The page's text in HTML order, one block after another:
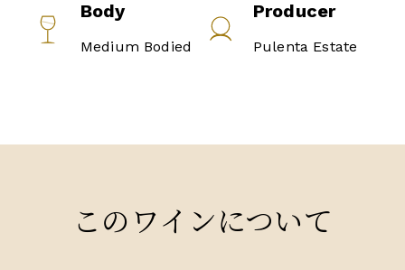
Body
Medium Bodied
Producer
Pulenta Estate
このワインについて